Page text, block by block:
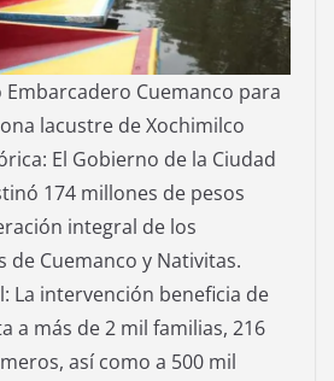
Cuemanco para
lacustre de Xochimilco
El Gobierno de la Ciudad
174 millones de pesos
integral de los
de Cuemanco y Nativitas.
La intervención beneficia de
a más de 2 mil familias, 216
así como a 500 mil